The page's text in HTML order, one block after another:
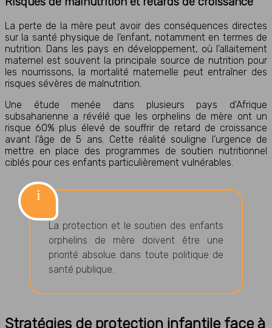
La perte de la mère peut avoir des conséquences directes
sur la santé physique de l’enfant, notamment en termes de
nutrition. Dans les pays en développement, où l’allaitement
maternel est souvent la principale source de nutrition pour
les nourrissons, la mortalité maternelle peut entraîner des
risques sévères de malnutrition.
Une étude menée dans plusieurs pays d’Afrique
subsaharienne a révélé que les orphelins de mère ont un
risque 60% plus élevé de souffrir de retard de croissance
avant l’âge de 5 ans. Cette réalité souligne l’urgence de
mettre en place des programmes de soutien nutritionnel
ciblés pour ces enfants particulièrement vulnérables.
La protection et le soutien des enfants
orphelins de mère doivent être une
priorité absolue dans toute politique de
santé publique.
Stratégies de protection infantile face à